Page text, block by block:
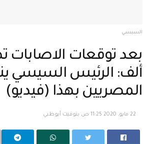
السيسي
ألف: الرئيس السيسي
المصريين بهذا (فيديو)
22 مايو, 2020 11:25 ص بتوقيت أبوظبي